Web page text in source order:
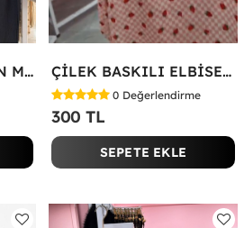
HAVUÇLU PANTOLON MİYASE TAKIM Siyah ÇİLEK BASKILI ELBİSE Bej
0 Değerlendirme
300 TL
SEPETE EKLE